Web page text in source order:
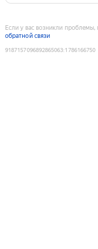
Если у вас возникли проблемы,
обратной связи
9187157096892865063:1786166750